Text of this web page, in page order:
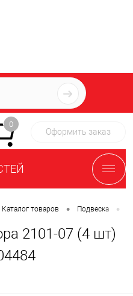
+7 (939) 716-10-06
пн-пт 7:00-16:00 МСК
0
Оформить заказ
Каталог товаров • Подвеска •
2101-07 (4 шт)